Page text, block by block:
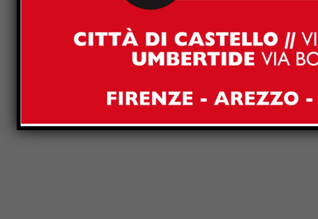
Il Comune ribadisce quindi che, sulla base delle verifiche effettuate dai
Next article
Al canile di
possibilità